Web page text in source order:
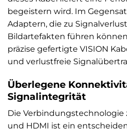
begeistern wird. Im
Adaptern, die zu
Bildartefakten führen
präzise gefertigte VISION
und verlustfreie
Überlegene
Signalintegrität
Die Verbindungstechnologie
und HDMI ist ein